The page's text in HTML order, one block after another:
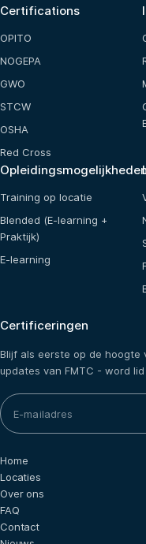
Certifications
OPITO
NOGEPA
GWO
STCW
OSHA
Red Cross
Training op locatie
Blended (E-learning +
Praktijk)
E-learning
Certificeringen
Blijf als eerste op de hoogte
updates van FMTC - word
Home
Locaties
Over ons
FAQ
Contact